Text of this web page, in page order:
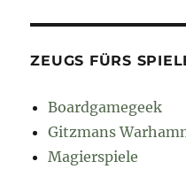
ZEUGS FÜRS
Boardgamegeek
Gitzmans
Magierspiele